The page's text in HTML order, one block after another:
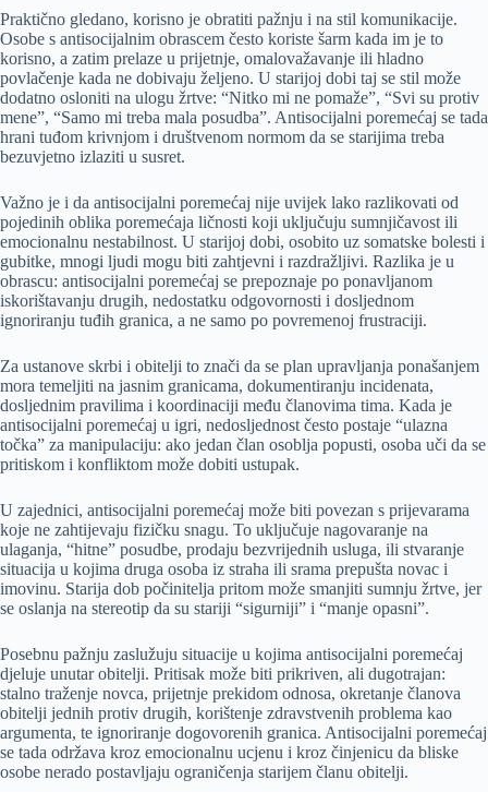
Praktično gledano, korisno je obratiti pažnju i na stil komunikacije.
Osobe s antisocijalnim obrascem često koriste šarm kada im je to
korisno, a zatim prelaze u prijetnje, omalovažavanje ili hladno
povlačenje kada ne dobivaju željeno. U starijoj dobi taj se stil može
dodatno osloniti na ulogu žrtve: “Nitko mi ne pomaže”, “Svi su protiv
mene”, “Samo mi treba mala posudba”. Antisocijalni poremećaj se tada
hrani tuđom krivnjom i društvenom normom da se starijima treba
bezuvjetno izlaziti u susret.
Važno je i da antisocijalni poremećaj nije uvijek lako razlikovati od
pojedinih oblika poremećaja ličnosti koji uključuju sumnjičavost ili
emocionalnu nestabilnost. U starijoj dobi, osobito uz somatske bolesti i
gubitke, mnogi ljudi mogu biti zahtjevni i razdražljivi. Razlika je u
obrascu: antisocijalni poremećaj se prepoznaje po ponavljanom
iskorištavanju drugih, nedostatku odgovornosti i dosljednom
ignoriranju tuđih granica, a ne samo po povremenoj frustraciji.
Za ustanove skrbi i obitelji to znači da se plan upravljanja ponašanjem
mora temeljiti na jasnim granicama, dokumentiranju incidenata,
dosljednim pravilima i koordinaciji među članovima tima. Kada je
antisocijalni poremećaj u igri, nedosljednost često postaje “ulazna
točka” za manipulaciju: ako jedan član osoblja popusti, osoba uči da se
pritiskom i konfliktom može dobiti ustupak.
U zajednici, antisocijalni poremećaj može biti povezan s prijevarama
koje ne zahtijevaju fizičku snagu. To uključuje nagovaranje na
ulaganja, “hitne” posudbe, prodaju bezvrijednih usluga, ili stvaranje
situacija u kojima druga osoba iz straha ili srama prepušta novac i
imovinu. Starija dob počinitelja pritom može smanjiti sumnju žrtve, jer
se oslanja na stereotip da su stariji “sigurniji” i “manje opasni”.
Posebnu pažnju zaslužuju situacije u kojima antisocijalni poremećaj
djeluje unutar obitelji. Pritisak može biti prikriven, ali dugotrajan:
stalno traženje novca, prijetnje prekidom odnosa, okretanje članova
obitelji jednih protiv drugih, korištenje zdravstvenih problema kao
argumenta, te ignoriranje dogovorenih granica. Antisocijalni poremećaj
se tada održava kroz emocionalnu ucjenu i kroz činjenicu da bliske
osobe nerado postavljaju ograničenja starijem članu obitelji.